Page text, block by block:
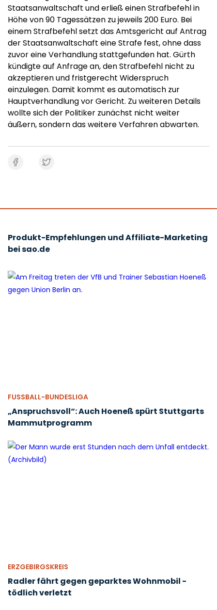
Staatsanwaltschaft und erließ einen Strafbefehl in
Höhe von 90 Tagessätzen zu jeweils 200 Euro. Bei
einem Strafbefehl setzt das Amtsgericht auf Antrag
der Staatsanwaltschaft eine Strafe fest, ohne dass
zuvor eine Verhandlung stattgefunden hat. Gürth
kündigte auf Anfrage an, den Strafbefehl nicht zu
akzeptieren und fristgerecht Widerspruch
einzulegen. Damit kommt es automatisch zur
Hauptverhandlung vor Gericht. Zu weiteren Details
wollte sich der Politiker zunächst nicht weiter
äußern, sondern das weitere Verfahren abwarten.
Produkt-Empfehlungen und Affiliate-Marketing
bei sao.de
FUSSBALL-BUNDESLIGA
„Anspruchsvoll“: Auch Hoeneß spürt Stuttgarts
Mammutprogramm
ERZGEBIRGSKREIS
Radler fährt gegen geparktes Wohnmobil -
tödlich verletzt